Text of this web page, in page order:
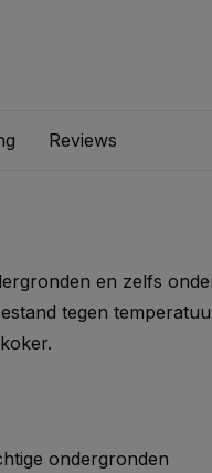
Reviews
en zelfs
tegen
ondergronden